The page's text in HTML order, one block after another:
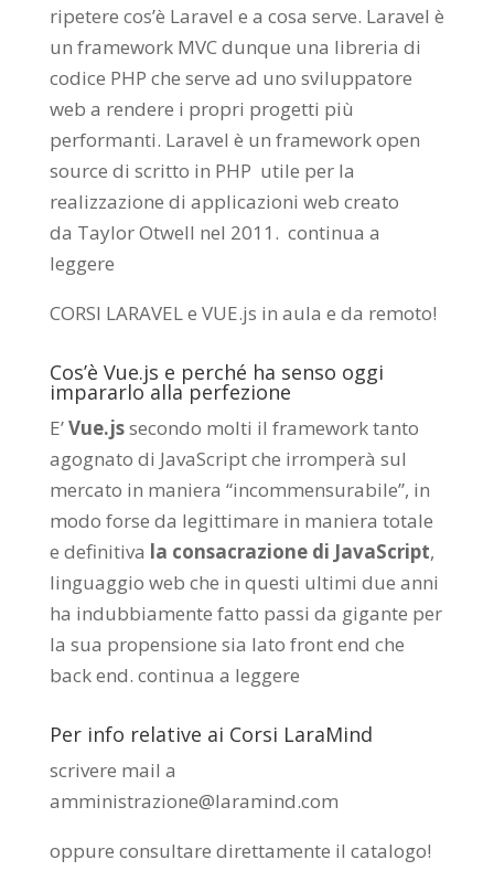
ripetere cos’è Laravel e a cosa serve. Laravel è
un framework MVC dunque una libreria di
codice PHP che serve ad uno sviluppatore
web a rendere i propri progetti più
performanti. Laravel è un framework open
source di scritto in PHP utile per la
realizzazione di applicazioni web creato
da Taylor Otwell nel 2011. continua a
leggere
CORSI LARAVEL e VUE.js in aula e da remoto!
Cos’è Vue.js e perché ha senso oggi
impararlo alla perfezione
E’Vue.jssecondo molti il framework tanto
agognato di JavaScript che irromperà sul
mercato in maniera “incommensurabile”, in
modo forse da legittimare in maniera totale
e definitiva la consacrazione di JavaScript,
linguaggio web che in questi ultimi due anni
ha indubbiamente fatto passi da gigante per
la sua propensione sia lato front end che
back end. continua a leggere
Per info relative ai Corsi LaraMind
scrivere mail a
amministrazione@laramind.com
oppure consultare direttamente il catalogo!